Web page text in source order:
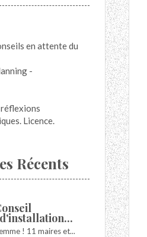
en attente du
-
Licence.
Récents
! 11 maires et...